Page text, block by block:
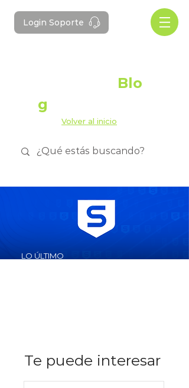
Login Soporte
Blo
g
Volver al inicio
LO ÚLTIMO
Te puede interesar